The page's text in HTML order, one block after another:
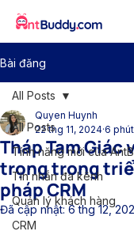
Bài đăng
All Posts
Tính năng mới của
Tin nhắn đa kênh
Quản lý khách hàng
CRM
All Posts
Tháp Tam Giác
trọng trong
pháp CRM
Quyen Huynh
22 thg 11, 2024 6
Đã cập nhật:6 thg 12,